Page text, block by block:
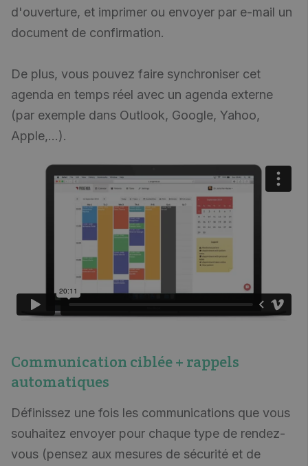
d'ouverture, et imprimer ou envoyer par e-mail un
document de confirmation.
De plus, vous pouvez faire synchroniser cet
agenda en temps réel avec un agenda externe
(par exemple dans Outlook, Google, Yahoo,
Apple,...).
Communication ciblée + rappels
automatiques
Définissez une fois les communications que vous
souhaitez envoyer pour chaque type de rendez-
vous (pensez aux mesures de sécurité et de